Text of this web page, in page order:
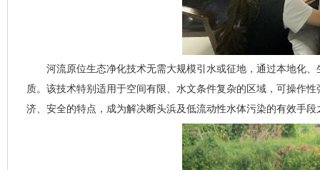
河流原位生态净化技术无需大规模引水或征地，通过本地化
质。该技术特别适用于空间有限、水文条件复杂的区域，可操作
济、安全的特点，成为解决断头浜及低流动性水体污染的有效手